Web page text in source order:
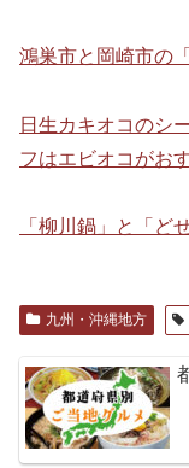
鴻巣市と岡崎市の
日生カキオコのシ
フはエビオコがお
「柳川鍋」と「ど
九州・沖縄地方